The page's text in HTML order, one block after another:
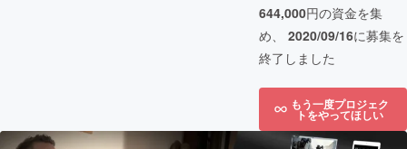
644,000円の資金を集
め、 2020/09/16に募集を
終了しました
もう一度プロジェク
トをやってほしい